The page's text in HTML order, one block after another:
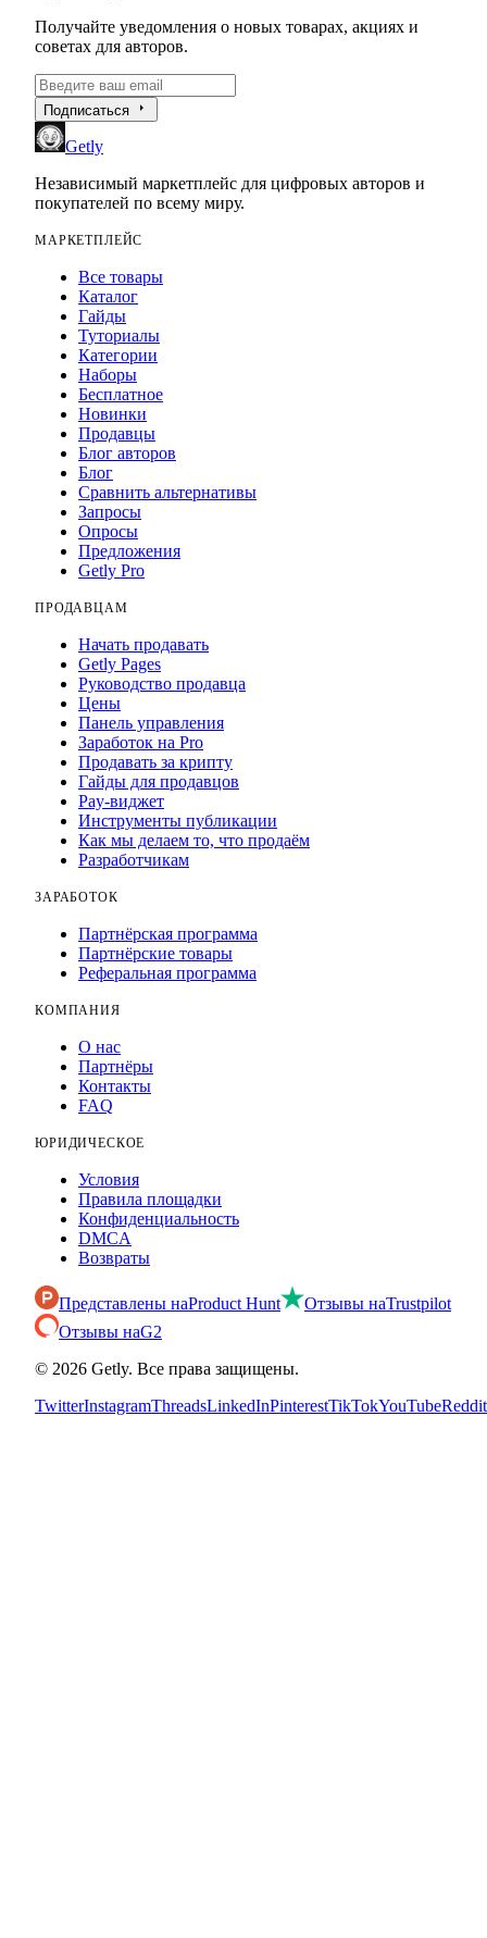
Получайте уведомления о новых товарах, акциях и
советах для авторов.
Подписаться arrow_right
Getly
Независимый маркетплейс для цифровых авторов и
покупателей по всему миру.
МАРКЕТПЛЕЙС
Все товары
Каталог
Гайды
Туториалы
Категории
Наборы
Бесплатное
Новинки
Продавцы
Блог авторов
Блог
Сравнить альтернативы
Запросы
Опросы
Предложения
Getly Pro
ПРОДАВЦАМ
Начать продавать
Getly Pages
Руководство продавца
Цены
Панель управления
Заработок на Pro
Продавать за крипту
Гайды для продавцов
Pay-виджет
Инструменты публикации
Как мы делаем то, что продаём
Разработчикам
ЗАРАБОТОК
Партнёрская программа
Партнёрские товары
Реферальная программа
КОМПАНИЯ
О нас
Партнёры
Контакты
FAQ
ЮРИДИЧЕСКОЕ
Условия
Правила площадки
Конфиденциальность
DMCA
Возвраты
Представлены наProduct Hunt Отзывы наTrustpilot
Отзывы наG2
© 2026 Getly. Все права защищены.
TwitterInstagramThreadsLinkedInPinterestTikTokYouTubeReddit